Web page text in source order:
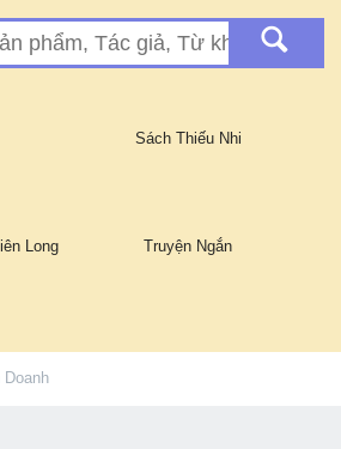
Sách Thiếu Nhi
Long Truyện Ngắn